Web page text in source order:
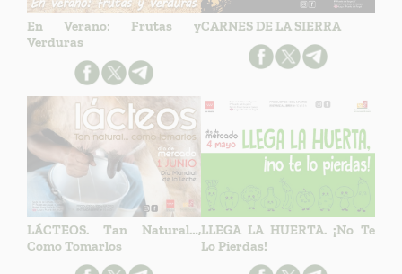
En Verano: Frutas y
Verduras
CARNES DE LA SIERRA
LÁCTEOS. Tan Natural…,
Como Tomarlos
LLEGA LA HUERTA. ¡No Te
Lo Pierdas!